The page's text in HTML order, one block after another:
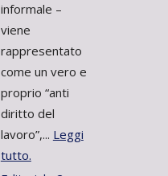
informale –
viene
rappresentato
come un vero e
proprio “anti
diritto del
lavoro”,... Leggi
tutto.